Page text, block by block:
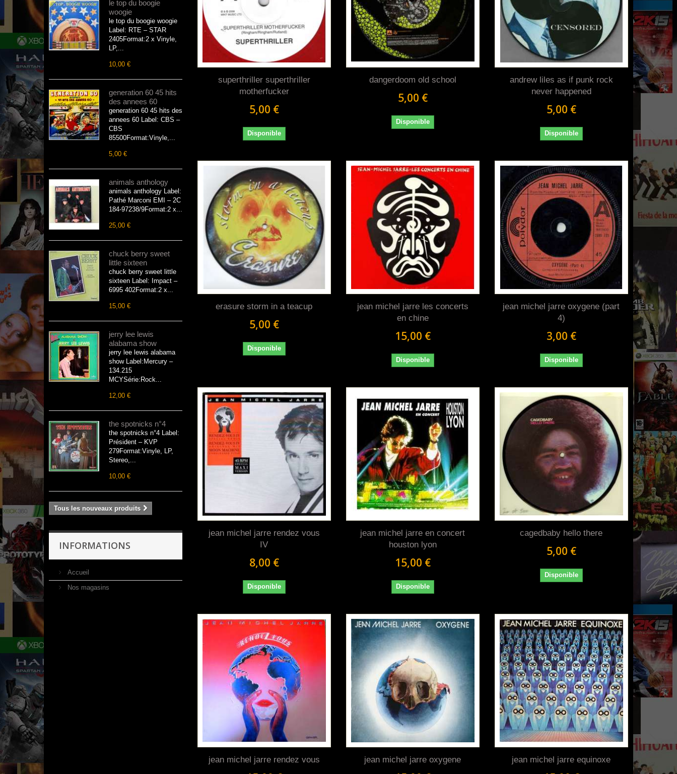
le top du boogie
woogie
le top du boogie woogie
Label: RTE – STAR
2405Format:2 x Vinyle,
LP,...
10,00 €
generation 60 45 hits
des annees 60
generation 60 45 hits des
annees 60 Label: CBS –
CBS
85500Format:Vinyle,...
5,00 €
animals anthology
animals anthology Label:
Pathé Marconi EMI – 2C
184-97238/9Format:2 x...
25,00 €
chuck berry sweet
little sixteen
chuck berry sweet little
sixteen Label: Impact –
6995 402Format:2 x...
15,00 €
jerry lee lewis
alabama show
jerry lee lewis alabama
show Label:Mercury –
134.215
MCYSérie:Rock...
12,00 €
the spotnicks n°4
the spotnicks n°4 Label:
Président – KVP
279Format:Vinyle, LP,
Stereo,...
10,00 €
Tous les nouveaux produits
INFORMATIONS
Accueil
Nos magasins
superthriller superthriller
motherfucker
5,00 €
Disponible
dangerdoom old school
5,00 €
Disponible
andrew liles as if punk rock
never happened
5,00 €
Disponible
erasure storm in a teacup
5,00 €
Disponible
jean michel jarre les concerts
en chine
15,00 €
Disponible
jean michel jarre oxygene (part
4)
3,00 €
Disponible
jean michel jarre rendez vous
IV
8,00 €
Disponible
jean michel jarre en concert
houston lyon
15,00 €
Disponible
cagedbaby hello there
5,00 €
Disponible
jean michel jarre rendez vous jean michel jarre oxygene jean michel jarre equinoxe